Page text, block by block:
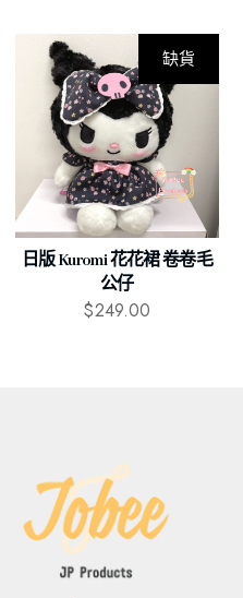
缺貨
日版 Kuromi 花花裙 卷卷毛
公仔
$249.00